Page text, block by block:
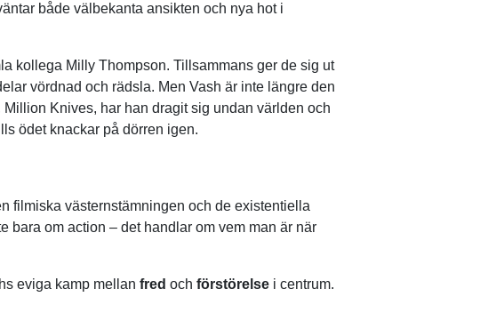
både välbekanta ansikten och nya hot i
kollega Milly Thompson. Tillsammans ger de sig ut
vördnad och rädsla. Men Vash är inte längre den
Knives, har han dragit sig undan världen och
ödet knackar på dörren igen.
filmiska västernstämningen och de existentiella
bara om action – det handlar om vem man är när
eviga kamp mellan fred och förstörelse i centrum.